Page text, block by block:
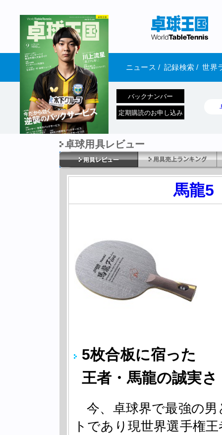
ニュース / 記録検索 / 世界
1970年1月01日 発売
バックナンバー
定期購読のお申し込み
卓球用具レビュー
馬龍5
5枚合板に宿った
王者・馬龍の誠実さ
今、卓球界で最強の男
トであり現世界選手権